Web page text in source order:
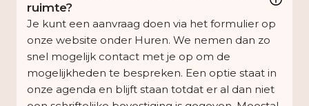
ruimte?
Je kunt een aanvraag doen via het formulier op
onze website onder Huren. We nemen dan zo
snel mogelijk contact met je op om de
mogelijkheden te bespreken. Een optie staat in
onze agenda en blijft staan totdat er al dan niet